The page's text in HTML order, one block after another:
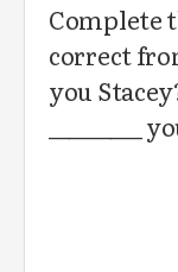
Complete
correct from
you